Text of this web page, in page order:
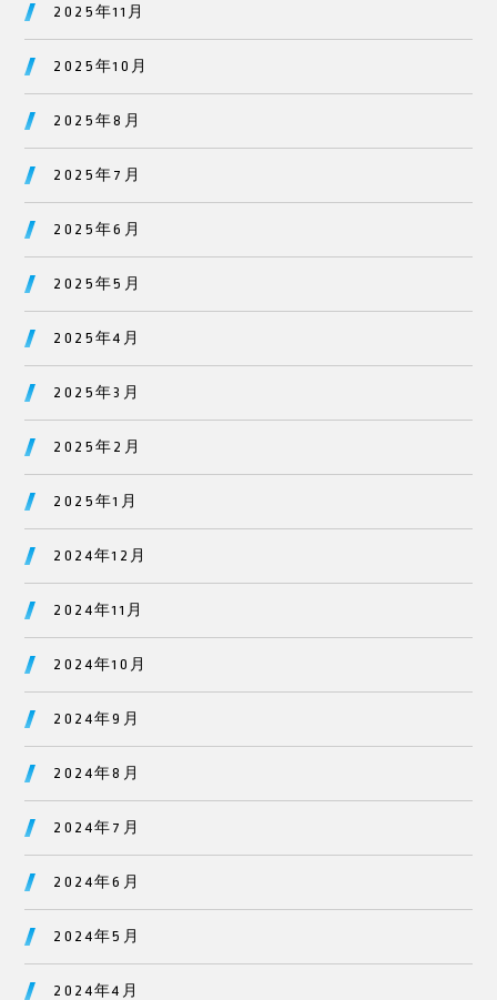
2025年11月
2025年10月
2025年8月
2025年7月
2025年6月
2025年5月
2025年4月
2025年3月
2025年2月
2025年1月
2024年12月
2024年11月
2024年10月
2024年9月
2024年8月
2024年7月
2024年6月
2024年5月
2024年4月